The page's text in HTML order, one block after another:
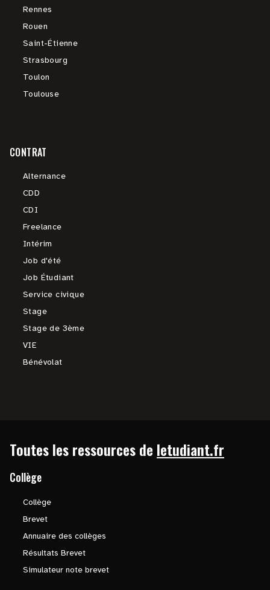
Rennes
Rouen
Saint-Étienne
Strasbourg
Toulon
Toulouse
CONTRAT
Alternance
CDD
CDI
Freelance
Intérim
Job d'été
Job Étudiant
Service civique
Stage
Stage de 3ème
VIE
Bénévolat
Toutes les ressources de letudiant.fr
Collège
Collège
Brevet
Annuaire des collèges
Résultats Brevet
Simulateur note brevet